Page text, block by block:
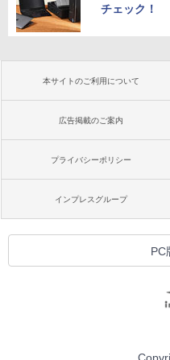
チェック！
本サイトのご利用について
広告掲載のご案内
プライバシーポリシー
インプレスグループ
PC